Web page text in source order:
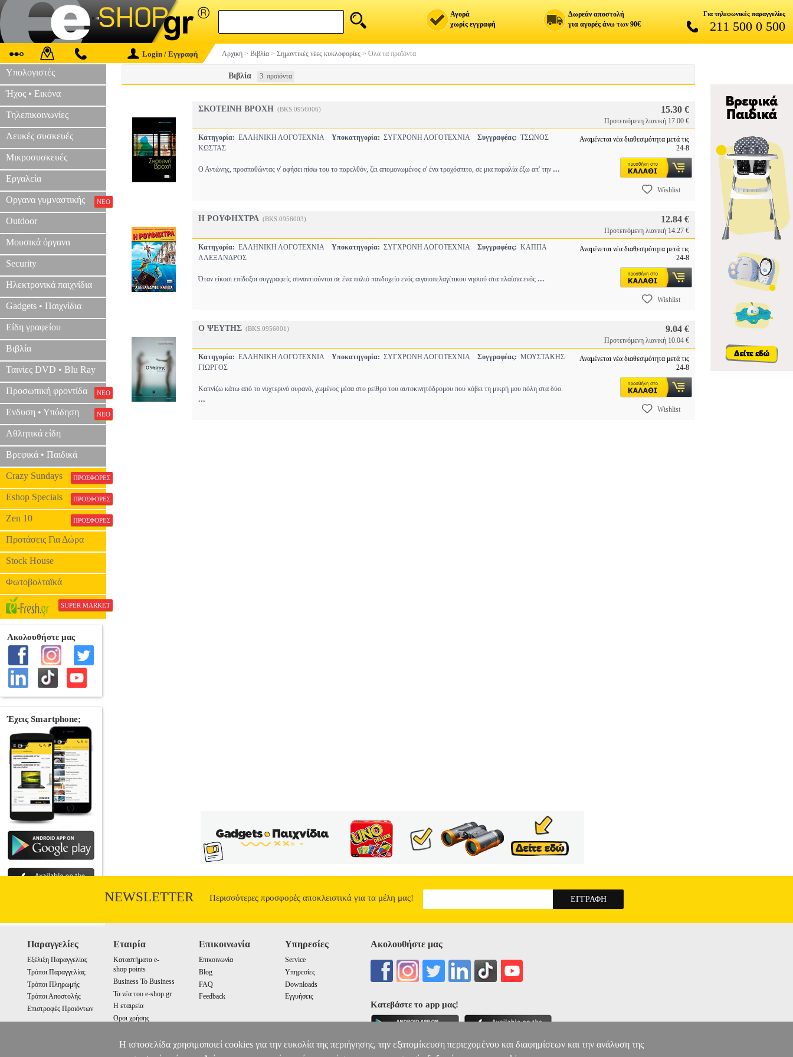
Αγορά
χωρίς εγγραφή
Δωρεάν αποστολή
για αγορές άνω των 90€
Για τηλεφωνικές παραγγελίες
211 500 0 500
Login / Εγγραφή Αρχική > Βιβλία > Σημαντικές νέες κυκλοφορίες >Όλα τα προϊόντα
Υπολογιστές
Ήχος • Εικόνα
Τηλεπικοινωνίες
Λευκές συσκευές
Μικροσυσκευές
Εργαλεία
Οργανα γυμναστικής ΝΕΟ
Outdoor
Μουσικά όργανα
Security
Ηλεκτρονικά παιχνίδια
Gadgets • Παιχνίδια
Είδη γραφείου
Βιβλία
Ταινίες DVD • Blu Ray
Προσωπική φροντίδα ΝΕΟ
Ενδυση • Υπόδηση ΝΕΟ
Αθλητικά είδη
Βρεφικά • Παιδικά
Crazy Sundays ΠΡΟΣΦΟΡΕΣ
Eshop Specials ΠΡΟΣΦΟΡΕΣ
Zen 10 ΠΡΟΣΦΟΡΕΣ
Προτάσεις Για Δώρα
Stock House
Φωτοβολταϊκά
SUPER MARKET
Βιβλία 3 προϊόντα
ΣΚΟΤΕΙΝΗ ΒΡΟΧΗ (BKS.0956006) 15.30 €
Προτεινόμενη λιανική 17.00 €
Κατηγορία: ΕΛΛΗΝΙΚΗ ΛΟΓΟΤΕΧΝΙΑ Υποκατηγορία: ΣΥΓΧΡΟΝΗ ΛΟΓΟΤΕΧΝΙΑ Συγγραφέας: ΤΣΩΝΟΣ
ΚΩΣΤΑΣ
Ο Αντώνης, προσπαθώντας ν' αφήσει πίσω του το παρελθόν, ζει απομονωμένος σ' ένα τροχόσπιτο, σε μια παραλία έξω απ' την ...
Αναμένεται νέα διαθεσιμότητα μετά τις
24-8
Wishlist
Η ΡΟΥΦΗΧΤΡΑ (BKS.0956003) 12.84 €
Προτεινόμενη λιανική 14.27 €
Κατηγορία: ΕΛΛΗΝΙΚΗ ΛΟΓΟΤΕΧΝΙΑ Υποκατηγορία: ΣΥΓΧΡΟΝΗ ΛΟΓΟΤΕΧΝΙΑ Συγγραφέας: ΚΑΠΠΑ
ΑΛΕΞΑΝΔΡΟΣ
Όταν είκοσι επίδοξοι συγγραφείς συναντιούνται σε ένα παλιό πανδοχείο ενός αιγαιοπελαγίτικου νησιού στα πλαίσια ενός ...
Αναμένεται νέα διαθεσιμότητα μετά τις
24-8
Wishlist
Ο ΨΕΥΤΗΣ (BKS.0956001) 9.04 €
Προτεινόμενη λιανική 10.04 €
Κατηγορία: ΕΛΛΗΝΙΚΗ ΛΟΓΟΤΕΧΝΙΑ Υποκατηγορία: ΣΥΓΧΡΟΝΗ ΛΟΓΟΤΕΧΝΙΑ Συγγραφέας: ΜΟΥΣΤΑΚΗΣ
ΓΙΩΡΓΟΣ
Καπνίζω κάτω από το νυχτερινό ουρανό, χωμένος μέσα στο ρείθρο του αυτοκινητόδρομου που κόβει τη μικρή μου πόλη στα δύο.
...
Αναμένεται νέα διαθεσιμότητα μετά τις
24-8
Wishlist
NEWSLETTER Περισσότερες προσφορές αποκλειστικά για τα μέλη μας!
Παραγγελίες
Εξέλιξη Παραγγελίας
Τρόποι Παραγγελίας
Τρόποι Πληρωμής
Τρόποι Αποστολής
Επιστροφές Προιόντων
Εταιρία
Καταστήματα e-
shop points
Business To Business
Τα νέα του e-shop.gr
Η εταιρεία
Οροι χρήσης
Επικοινωνία
Επικοινωνία
Blog
FAQ
Feedback
Υπηρεσίες
Service
Υπηρεσίες
Downloads
Εγγυήσεις
Ακολουθήστε μας
Κατεβάστε το app μας!
Η ιστοσελίδα χρησιμοποιεί cookies για την ευκολία της περιήγησης, την εξατομίκευση περιεχομένου και διαφημίσεων και την ανάλυση της